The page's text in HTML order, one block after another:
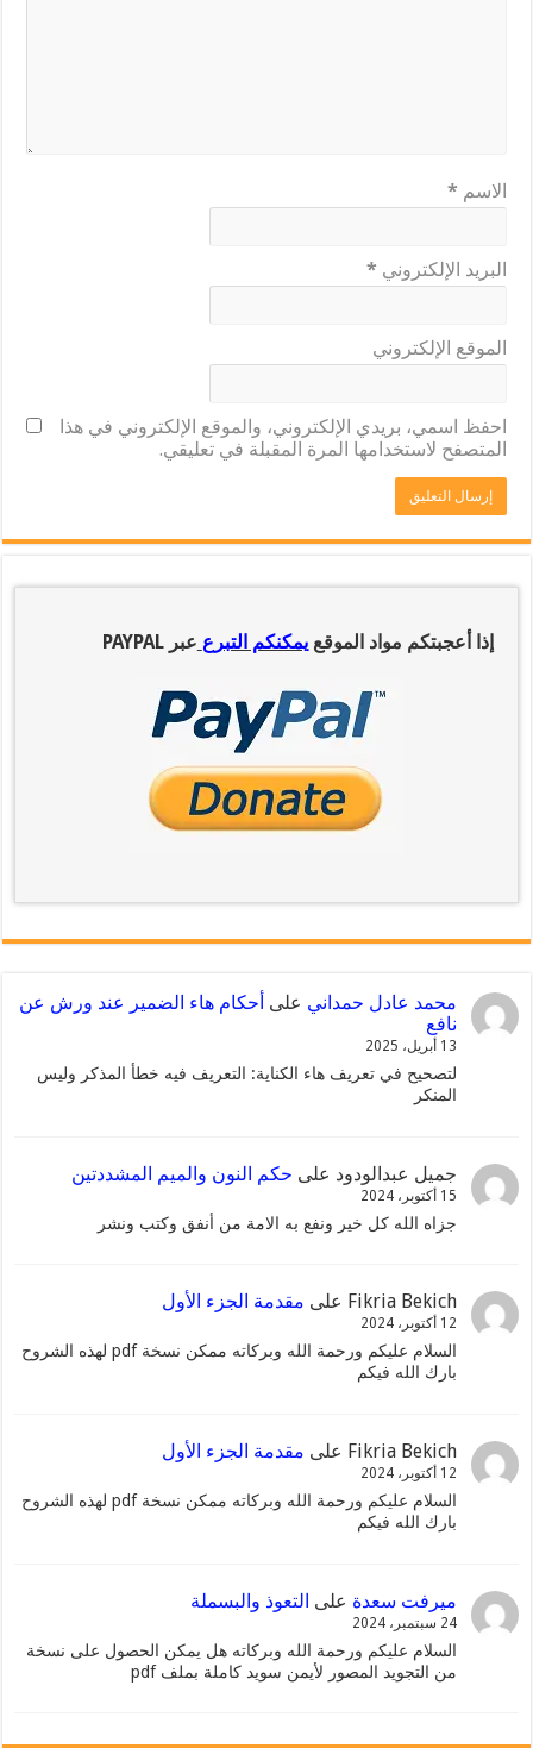
الاسم *
البريد الإلكتروني *
الموقع الإلكتروني
احفظ اسمي، بريدي الإلكتروني، والموقع الإلكتروني في هذا
المتصفح لاستخدامها المرة المقبلة في تعليقي.
إذا أعجبتكم مواد الموقع يمكنكم التبرع عبر PAYPAL
محمد عادل حمدانيعلى أحكام هاء الضمير عند ورش عن
نافع
13 أبريل، 2025
لتصحيح في تعريف هاء الكناية: التعريف فيه خطأ المذكر وليس
المنكر
جميل عبدالودودعلى حكم النون والميم المشددتين
15 أكتوبر، 2024
جزاه الله كل خير ونفع به الامة من أنفق وكتب ونشر
Fikria Bekich على مقدمة الجزء الأول
12 أكتوبر، 2024
السلام عليكم ورحمة الله وبركاته ممكن نسخة pdf لهذه الشروح
بارك الله فيكم
Fikria Bekichعلى مقدمة الجزء الأول
12 أكتوبر، 2024
السلام عليكم ورحمة الله وبركاته ممكن نسخة pdf لهذه الشروح
بارك الله فيكم
ميرفت سعدةعلى التعوذ والبسملة
24 سبتمبر، 2024
السلام عليكم ورحمة الله وبركاته هل يمكن الحصول على نسخة
من التجويد المصور لأيمن سويد كاملة بملف pdf